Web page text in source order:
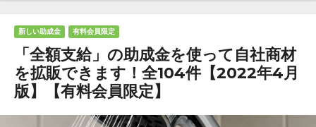
新しい助成金 有料会員限定
「全額支給」の助成金を使って自社商材
を拡販できます！全104件【2022年4月
版】【有料会員限定】